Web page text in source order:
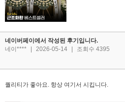
네이버페이에서 작성된 후기입니다.
네이****
2026-05-14 조회수 4395
퀄리티가 좋아요. 항상 여기서 시킵니다.